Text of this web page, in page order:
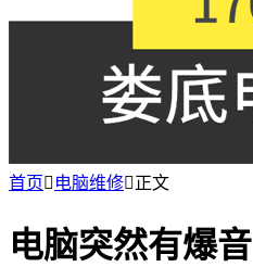
首页 电脑维修正文
电脑突然有爆音